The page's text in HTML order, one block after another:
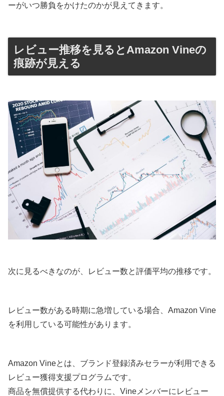
ーがいつ勝負をかけたのかが見えてきます。
レビュー推移を見るとAmazon Vineの
痕跡が見える
次に見るべきなのが、レビュー数と評価平均の推移です。
レビュー数がある時期に急増している場合、Amazon Vine
を利用している可能性があります。
Amazon Vineとは、ブランド登録済みセラーが利用できる
レビュー獲得支援プログラムです。
商品を無償提供する代わりに、Vineメンバーにレビュー